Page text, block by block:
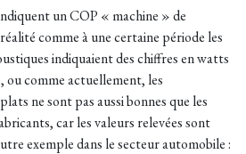
un COP « machine » de
comme à une certaine période les
indiquaient des chiffres en watts
ou comme actuellement, les
ne sont pas aussi bonnes que les
car les valeurs relevées sont
exemple dans le secteur automobile :